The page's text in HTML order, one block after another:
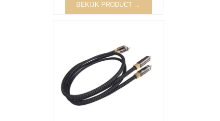
BEKIJK PRODUCT →